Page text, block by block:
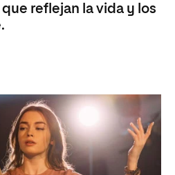
reflejan la vida y los